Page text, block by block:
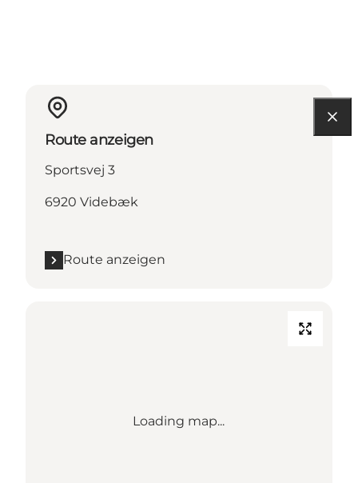
Route anzeigen
Sportsvej 3
6920 Videbæk
Route anzeigen
Loading map...